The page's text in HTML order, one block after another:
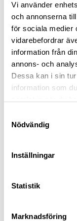
Vi använder
och annonserna
för sociala medier
vidarebefordrar
information från
annons- och
Dessa kan i sin
information som
Nödvändig
Inställningar
Statistik
Marknadsföring
Monster Sausage
belöningsgodis
g
29kr